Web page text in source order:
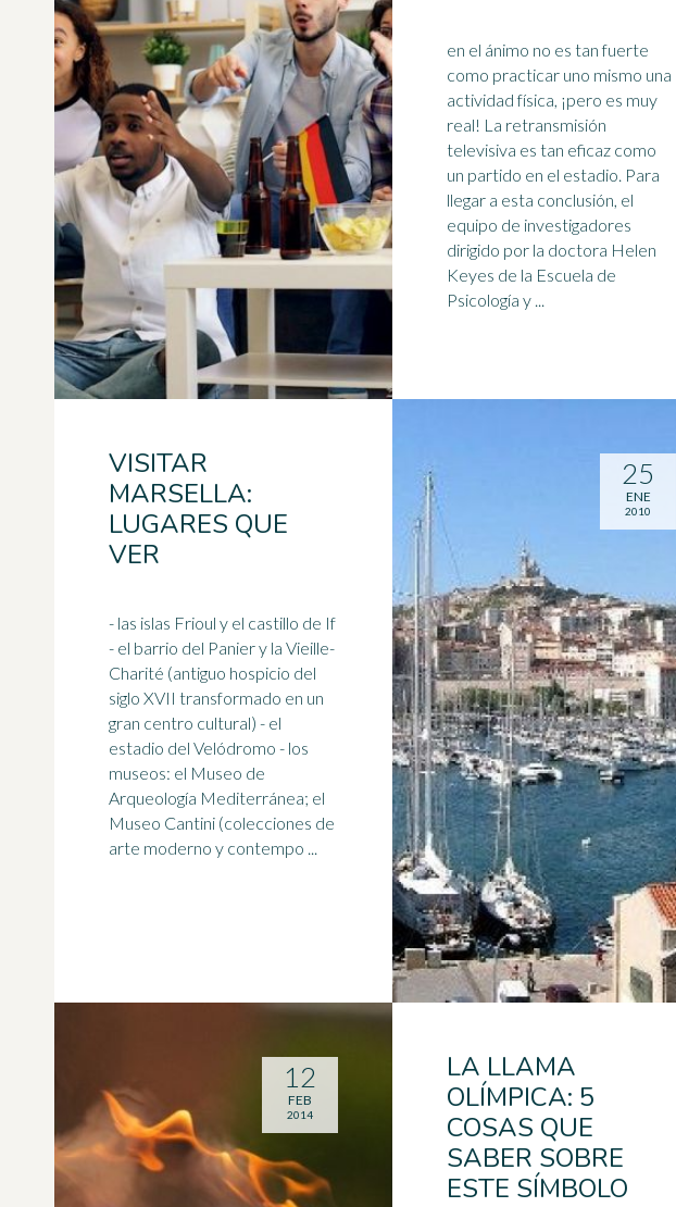
en el ánimo no es tan fuerte
como practicar uno mismo una
actividad física, ¡pero es muy
real! La retransmisión
televisiva es tan eficaz como
un partido en el estadio. Para
llegar a esta conclusión, el
equipo de investigadores
dirigido por la doctora Helen
Keyes de la Escuela de
Psicología y ...
VISITAR
MARSELLA:
LUGARES QUE
VER
- las islas Frioul y el castillo de If
- el barrio del Panier y la Vieille-
Charité (antiguo hospicio del
siglo XVII transformado en un
gran centro cultural) - el
estadio del Velódromo - los
museos: el Museo de
Arqueología Mediterránea; el
Museo Cantini (colecciones de
arte moderno y contempo ...
25
ENE
2010
LA LLAMA
OLÍMPICA: 5
COSAS QUE
SABER SOBRE
ESTE SÍMBOLO
12
FEB
2014